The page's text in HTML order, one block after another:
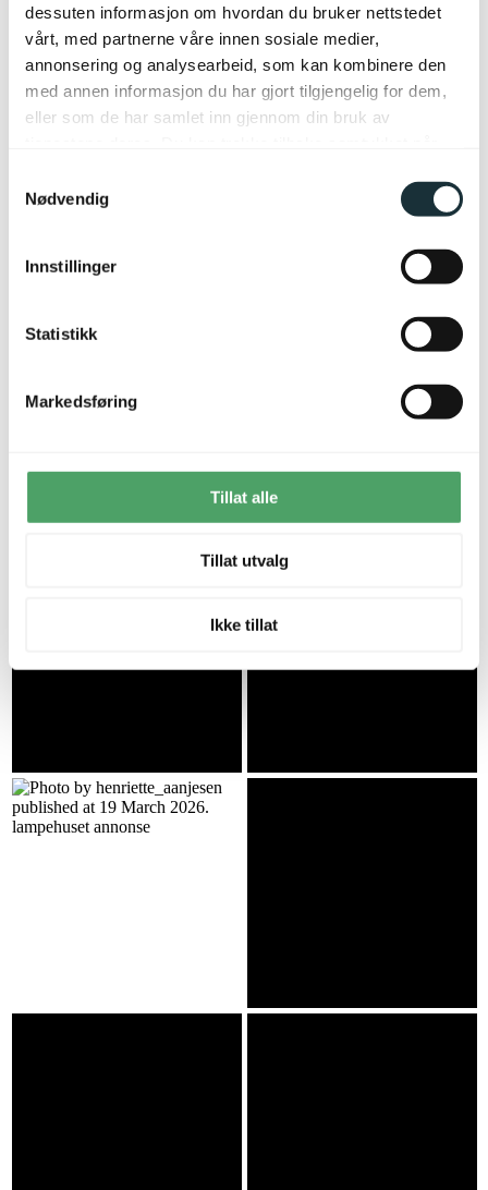
dessuten informasjon om hvordan du bruker nettstedet
vårt, med partnerne våre innen sosiale medier,
annonsering og analysearbeid, som kan kombinere den
med annen informasjon du har gjort tilgjengelig for dem,
eller som de har samlet inn gjennom din bruk av
Nødvendig
Innstillinger
Statistikk
Markedsføring
Tillat alle
Tillat utvalg
Ikke tillat